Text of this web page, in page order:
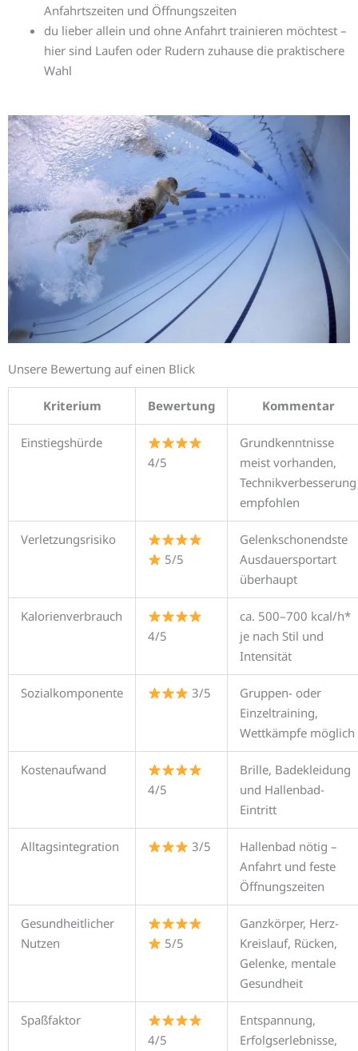
Anfahrtszeiten und Öffnungszeiten
du lieber allein und ohne Anfahrt trainieren möchtest –
hier sind Laufen oder Rudern zuhause die praktischere
Wahl
Unsere Bewertung auf einen Blick
Kriterium Bewertung Kommentar
Einstiegshürde
4/5
Grundkenntnisse
meist vorhanden,
Technikverbesserung
empfohlen
Verletzungsrisiko
5/5
Gelenkschonendste
Ausdauersportart
überhaupt
Kalorienverbrauch
4/5
ca. 500–700 kcal/h*
je nach Stil und
Intensität
Sozialkomponente 3/5
Gruppen- oder
Einzeltraining,
Wettkämpfe möglich
Kostenaufwand
4/5
Brille, Badekleidung
und Hallenbad-
Eintritt
Alltagsintegration 3/5
Hallenbad nötig –
Anfahrt und feste
Öffnungszeiten
Gesundheitlicher
Nutzen
5/5
Ganzkörper, Herz-
Kreislauf, Rücken,
Gelenke, mentale
Gesundheit
Spaßfaktor
4/5
Entspannung,
Erfolgserlebnisse,